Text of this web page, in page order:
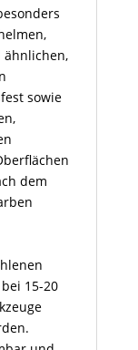
sowie
dem
15-20